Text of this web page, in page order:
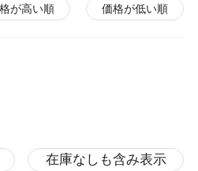
が高い順 価格が低い順
在庫なしも含み表示